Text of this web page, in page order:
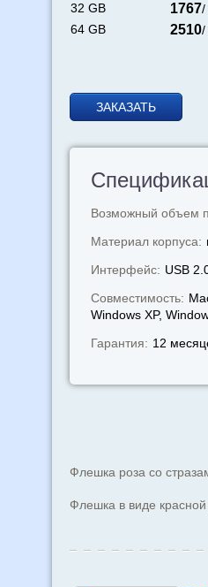
32 GB
1767/
64 GB
2510/
ЗАКАЗАТЬ
Возможный объем
Материал корпуса:
Интерфейс: USB
Совместимость:
Windows XP,
Гарантия: 12
Флешка роза со
Флешка в виде